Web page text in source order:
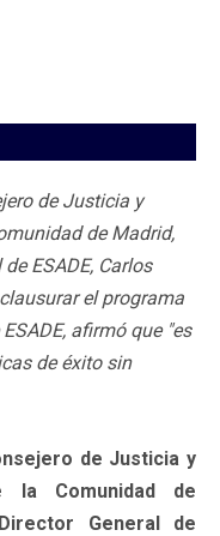
de Justicia y
de Madrid,
ESADE, Carlos
el programa
afirmó que "es
de éxito sin
de Justicia y
la Comunidad de
General de